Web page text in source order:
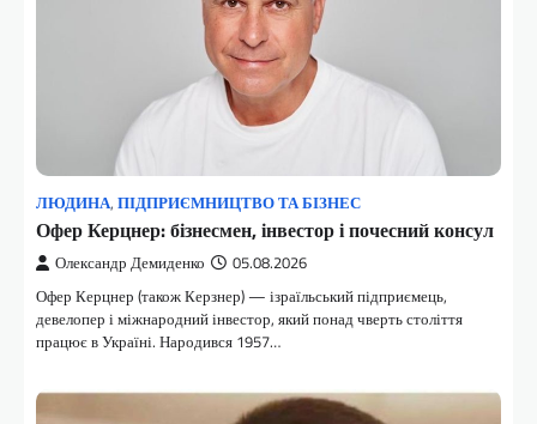
ЛЮДИНА, ПІДПРИЄМНИЦТВО ТА БІЗНЕС
Офер Керцнер: бізнесмен, інвестор і почесний консул
Олександр Демиденко 05.08.2026
Офер Керцнер (також Керзнер) — ізраїльський підприємець,
девелопер і міжнародний інвестор, який понад чверть століття
працює в Україні. Народився 1957…